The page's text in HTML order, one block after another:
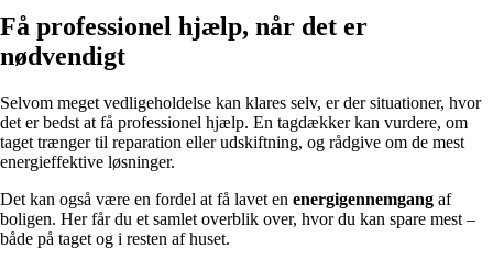
Få professionel hjælp, når det er
nødvendigt
Selvom meget vedligeholdelse kan klares selv, er der situationer, hvor
det er bedst at få professionel hjælp. En tagdækker kan vurdere, om
taget trænger til reparation eller udskiftning, og rådgive om de mest
energieffektive løsninger.
Det kan også være en fordel at få lavet en energigennemgang af
boligen. Her får du et samlet overblik over, hvor du kan spare mest –
både på taget og i resten af huset.